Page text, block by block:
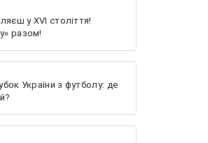
у XVI століття!
разом!
України з футболу: де